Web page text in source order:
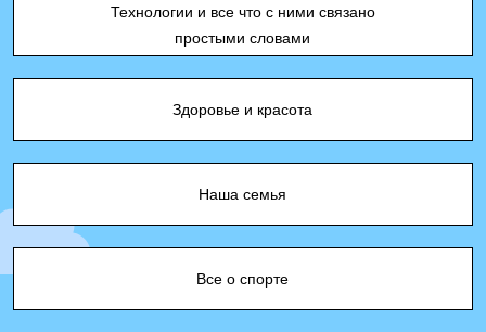
Технологии и все что с ними связано
простыми словами
Здоровье и красота
Наша семья
Все о спорте